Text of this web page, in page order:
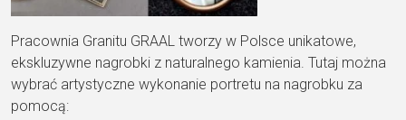
Pracownia Granitu GRAAL tworzy w Polsce unikatowe,
ekskluzywne nagrobki z naturalnego kamienia. Tutaj można
wybrać artystyczne wykonanie portretu na nagrobku za
pomocą: